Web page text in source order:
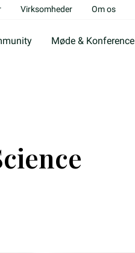
Virksomheder Om os
Møde & Konference